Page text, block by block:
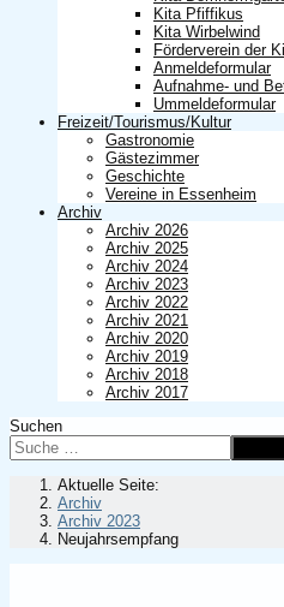
Kita Pfiffikus
Kita Wirbelwind
Förderverein der
Anmeldeformular
Aufnahme- und
Ummeldeformular
Freizeit/Tourismus/Kultur
Gastronomie
Gästezimmer
Geschichte
Vereine in Essenheim
Archiv
Archiv 2026
Archiv 2025
Archiv 2024
Archiv 2023
Archiv 2022
Archiv 2021
Archiv 2020
Archiv 2019
Archiv 2018
Archiv 2017
Suchen
Aktuelle Seite:
Archiv
Archiv 2023
Neujahrsempfang